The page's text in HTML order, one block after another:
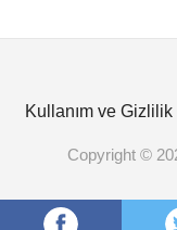
Kullanım ve Gizlilik
Copyright ©